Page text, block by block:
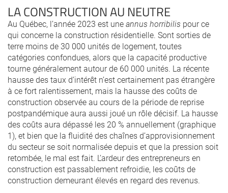
LA CONSTRUCTION AU NEUTRE
Au Québec, l’année 2023 est uneannus horribilis pour ce
qui concerne la construction résidentielle. Sont sorties de
terre moins de 30 000 unités de logement, toutes
catégories confondues, alors que la capacité productive
tourne généralement autour de 60 000 unités. La récente
hausse des taux d’intérêt n’est certainement pas étrangère
à ce fort ralentissement, mais la hausse des coûts de
construction observée au cours de la période de reprise
postpandémique aura aussi joué un rôle décisif. La hausse
des coûts aura dépassé les 20 % annuellement (graphique
1), et bien que la fluidité des chaînes d’approvisionnement
du secteur se soit normalisée depuis et que la pression soit
retombée, le mal est fait. L’ardeur des entrepreneurs en
construction est passablement refroidie, les coûts de
construction demeurant élevés en regard des revenus.